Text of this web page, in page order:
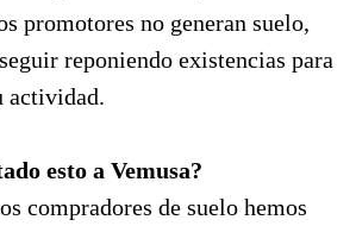
promotores no generan suelo,
reponiendo existencias para
actividad.
esto a Vemusa?
compradores de suelo hemos